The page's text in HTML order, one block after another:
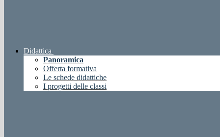
Didattica
Panoramica
Offerta formativa
Le schede didattiche
I progetti delle classi